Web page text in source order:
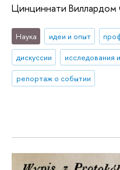
Цинциннати
Наука идеи и опыт
дискуссии
исследования
репортаж о событии